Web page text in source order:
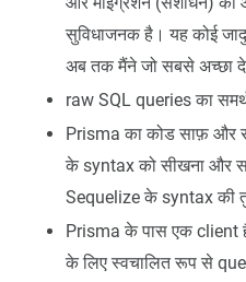
सुविधाजनक है। यह कोई
अब तक मैंने जो सबसे अच्छा
raw SQL queries का
Prisma का कोड साफ़ और
के syntax को सीखना और
Sequelize के syntax की
Prisma के पास एक client
के लिए स्वचालित रूप से